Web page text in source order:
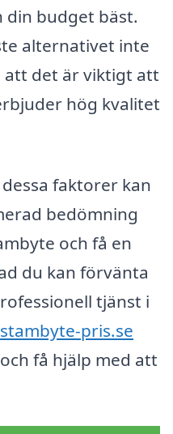
din budget bäst.
alternativet inte
att det är viktigt att
hög kvalitet
faktorer kan
bedömning
och få en
du kan förvänta
tjänst i
stambyte-pris.se
få hjälp med att